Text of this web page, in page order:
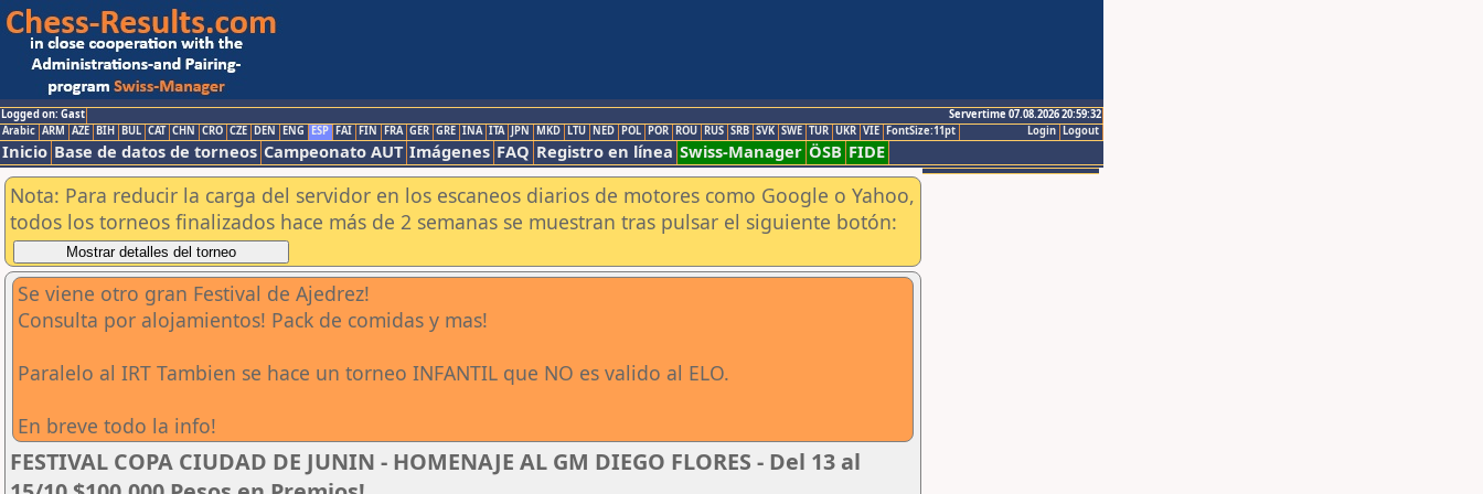
Logged on: Gast
Servertime 07.08.2026 20:59:32
Logout
Login
Arabic ARM AZE BIH BUL CAT CHN CRO CZE DEN ENG ESP FAI FIN FRA GER GRE INA ITA JPN MKD LTU NED POL POR ROU RUS SRB SVK SWE TUR UKR VIE FontSize:11pt
Inicio Base de datos de torneos Campeonato AUT Imágenes FAQ Registro en línea Swiss-Manager ÖSB FIDE
Nota: Para reducir la carga del servidor en los escaneos diarios de motores como Google o Yahoo,
todos los torneos finalizados hace más de 2 semanas se muestran tras pulsar el siguiente botón:
Se viene otro gran Festival de Ajedrez!
Consulta por alojamientos! Pack de comidas y mas!
Paralelo al IRT Tambien se hace un torneo INFANTIL que NO es valido al ELO.
En breve todo la info!
FESTIVAL COPA CIUDAD DE JUNIN - HOMENAJE AL GM DIEGO FLORES - Del 13 al